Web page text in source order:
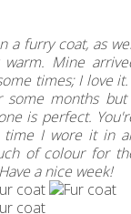
a furry coat, as
Mine
times; I love
months but
is perfect.
time I wore it in
of colour for
a nice week!